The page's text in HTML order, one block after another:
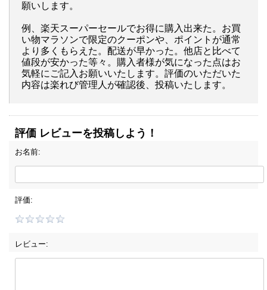
願いします。
例、楽天スーパーセールでお得に購入出来た。お買
い物マラソンで限定のクーポンや、ポイントが通常
より多くもらえた。配送が早かった。他店と比べて
値段が安かった等々。購入者様が気になった点はお
気軽にご記入お願いいたします。評価のいただいた
内容は楽れび管理人が確認後、投稿いたします。
評価 レビューを投稿しよう！
お名前:
評価:
レビュー: